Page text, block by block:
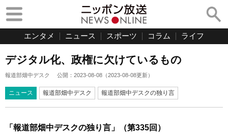
エンタメ ニュース スポーツ コラム ライフ
デジタル化、政権に欠けているもの
報道部畑中デスク 公開： 2023-08-08 （2023-08-08更新）
ニュース 報道部畑中デスク 報道部畑中デスクの独り言
「報道部畑中デスクの独り言」（第335回）